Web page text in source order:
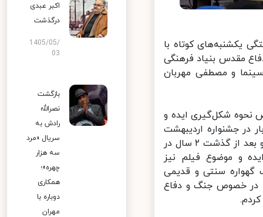
کوتاه با
مقدس بنیاد فرهنگی
و مصطفی مهربان
شکل‌گیری ایده و
و برای اولین بار در جشنواره اردیبهشت
حضور یافت، این اولین فیلمی بود که بنده با یک گروه حرفه‌ای تولید کردم و بعد از گذشت ٢ سال در
و موضوع فیلم نیز
گهواره سنتی و قدیمی
در خصوص جنگ و دفاع
اکبر عبدی
درگذشت
1405/05/
03
بازگشت
نصرالله
رادش به
سریال «مرد
سه هزار
چهره»؛
همکاری
دوباره با
مهران